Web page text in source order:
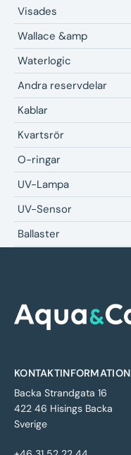
Andra reservdelar
Kablar
Kvartsrör
O-ringar
UV-Lampa
UV-Sensor
Ballaster
Visades
Wallace &amp
Waterlogic
KONTAKTINFORMATION
Backa Strandgata 16
422 46 Hisings Backa
Sverige